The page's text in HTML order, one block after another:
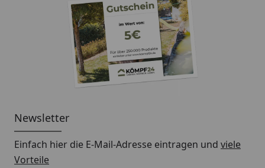
Das OSMO TopOil kann mit
einem fusselfreien Lappen
aufgetragen werden. Das Öl
bitte in Richtung der
Holzmaserung einstreichen. Bei
guter Lüftung trocknet das Öl in
Anstrich sollte 2-3 Mal erfolgen.
Newsletter
Einfach hier die E-Mail-Adresse eintragen und viele
Vorteile